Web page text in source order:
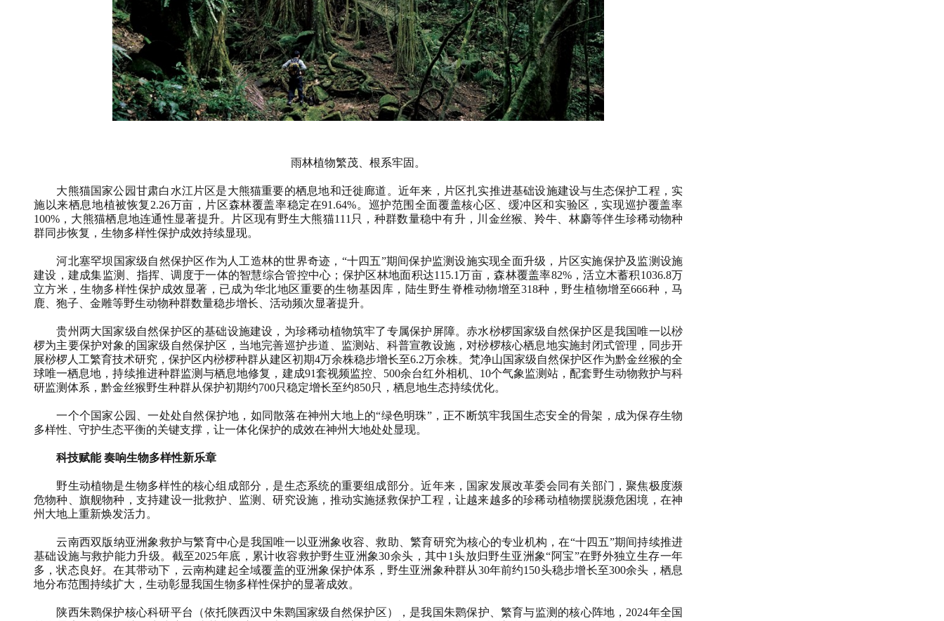
雨林植物繁茂、根系牢固。
大熊猫国家公园甘肃白水江片区是大熊猫重要的栖息地和迁徙廊道。近年来，片区扎实推进基础设施建设与生态保护工程，实
施以来栖息地植被恢复2.26万亩，片区森林覆盖率稳定在91.64%。巡护范围全面覆盖核心区、缓冲区和实验区，实现巡护覆盖率
100%，大熊猫栖息地连通性显著提升。片区现有野生大熊猫111只，种群数量稳中有升，川金丝猴、羚牛、林麝等伴生珍稀动物种
群同步恢复，生物多样性保护成效持续显现。
河北塞罕坝国家级自然保护区作为人工造林的世界奇迹，“十四五”期间保护监测设施实现全面升级，片区实施保护及监测设施
建设，建成集监测、指挥、调度于一体的智慧综合管控中心；保护区林地面积达115.1万亩，森林覆盖率82%，活立木蓄积1036.8万
立方米，生物多样性保护成效显著，已成为华北地区重要的生物基因库，陆生野生脊椎动物增至318种，野生植物增至666种，马
鹿、狍子、金雕等野生动物种群数量稳步增长、活动频次显著提升。
贵州两大国家级自然保护区的基础设施建设，为珍稀动植物筑牢了专属保护屏障。赤水桫椤国家级自然保护区是我国唯一以桫
椤为主要保护对象的国家级自然保护区，当地完善巡护步道、监测站、科普宣教设施，对桫椤核心栖息地实施封闭式管理，同步开
展桫椤人工繁育技术研究，保护区内桫椤种群从建区初期4万余株稳步增长至6.2万余株。梵净山国家级自然保护区作为黔金丝猴的全
球唯一栖息地，持续推进种群监测与栖息地修复，建成91套视频监控、500余台红外相机、10个气象监测站，配套野生动物救护与科
研监测体系，黔金丝猴野生种群从保护初期约700只稳定增长至约850只，栖息地生态持续优化。
一个个国家公园、一处处自然保护地，如同散落在神州大地上的“绿色明珠”，正不断筑牢我国生态安全的骨架，成为保存生物
多样性、守护生态平衡的关键支撑，让一体化保护的成效在神州大地处处显现。
科技赋能 奏响生物多样性新乐章
野生动植物是生物多样性的核心组成部分，是生态系统的重要组成部分。近年来，国家发展改革委会同有关部门，聚焦极度濒
危物种、旗舰物种，支持建设一批救护、监测、研究设施，推动实施拯救保护工程，让越来越多的珍稀动植物摆脱濒危困境，在神
州大地上重新焕发活力。
云南西双版纳亚洲象救护与繁育中心是我国唯一以亚洲象收容、救助、繁育研究为核心的专业机构，在“十四五”期间持续推进
基础设施与救护能力升级。截至2025年底，累计收容救护野生亚洲象30余头，其中1头放归野生亚洲象“阿宝”在野外独立生存一年
多，状态良好。在其带动下，云南构建起全域覆盖的亚洲象保护体系，野生亚洲象种群从30年前约150头稳步增长至300余头，栖息
地分布范围持续扩大，生动彰显我国生物多样性保护的显著成效。
陕西朱鹮保护核心科研平台（依托陕西汉中朱鹮国家级自然保护区），是我国朱鹮保护、繁育与监测的核心阵地，2024年全国